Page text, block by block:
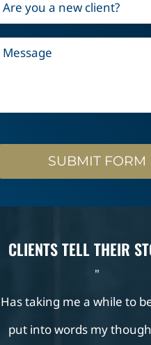
SUBMIT FORM
CLIENTS TELL THEIR
"
Has taking me a while to
put into words my